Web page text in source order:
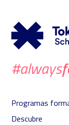
#always
Programas
Descubre